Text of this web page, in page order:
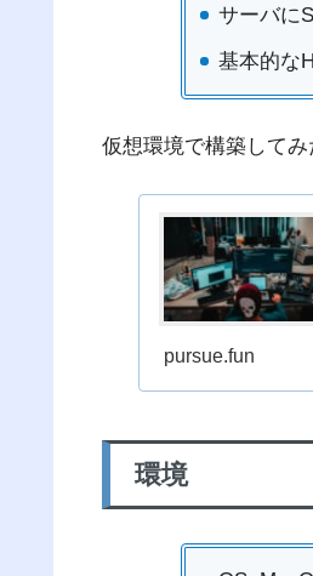
サーバに
基本的な
仮想環境で構築して
pursue.fun
環境